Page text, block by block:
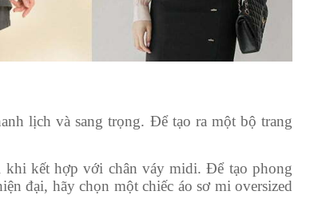
lịch và sang trọng. Để tạo ra một bộ trang
khi kết hợp với chân váy midi. Để tạo phong
đại, hãy chọn một chiếc áo sơ mi oversized